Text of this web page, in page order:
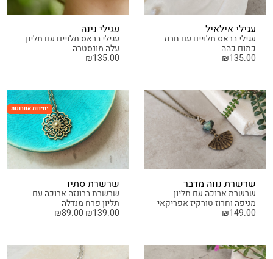
עגילי אילאיל
עגילי בראס תלויים עם חרוז
כתום כהה
₪135.00
עגילי נינה
עגילי בראס תלויים עם תליון
עלה מונסטרה
₪135.00
שרשרת נווה מדבר
שרשרת ארוכה עם תליון
מניפה וחרוז טורקיז אפריקאי
₪149.00
יחידות אחרונות
שרשרת סתיו
שרשרת ברונזה ארוכה עם
תליון פרח מנדלה
₪139.00
₪89.00